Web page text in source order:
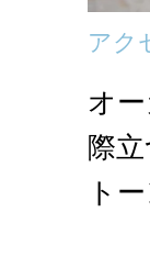
アク
オ
際
ト